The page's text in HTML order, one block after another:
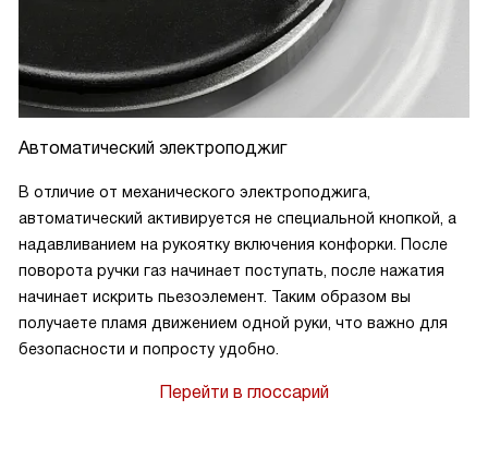
Автоматический электроподжиг
В отличие от механического электроподжига,
автоматический активируется не специальной кнопкой, а
надавливанием на рукоятку включения конфорки. После
поворота ручки газ начинает поступать, после нажатия
начинает искрить пьезоэлемент. Таким образом вы
получаете пламя движением одной руки, что важно для
безопасности и попросту удобно.
Перейти в глоссарий